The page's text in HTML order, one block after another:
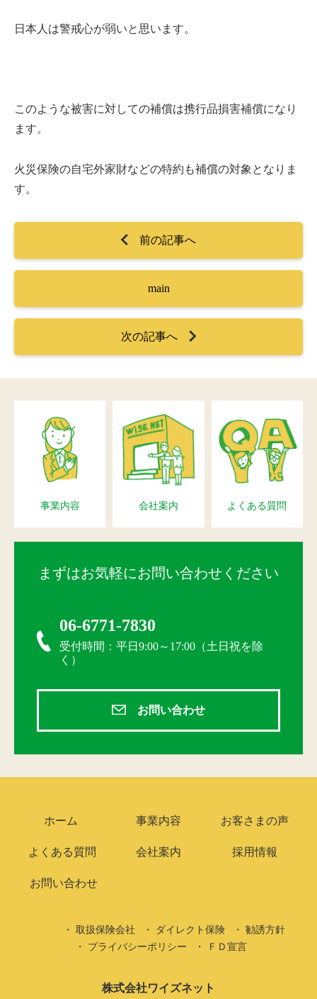
日本人は警戒心が弱いと思います。
このような被害に対しての補償は携行品損害補償になり
ます。
火災保険の自宅外家財などの特約も補償の対象となりま
す。
前の記事へ
main
次の記事へ
事業内容 会社案内 よくある質問
まずはお気軽にお問い合わせください
06-6771-7830
受付時間：平日9:00～17:00（土日祝を除
く）
お問い合わせ
ホーム 事業内容 お客さまの声
よくある質問 会社案内 採用情報
お問い合わせ
取扱保険会社 ダイレクト保険
勧誘方針
プライバシーポリシー
ＦＤ宣言
株式会社ワイズネット